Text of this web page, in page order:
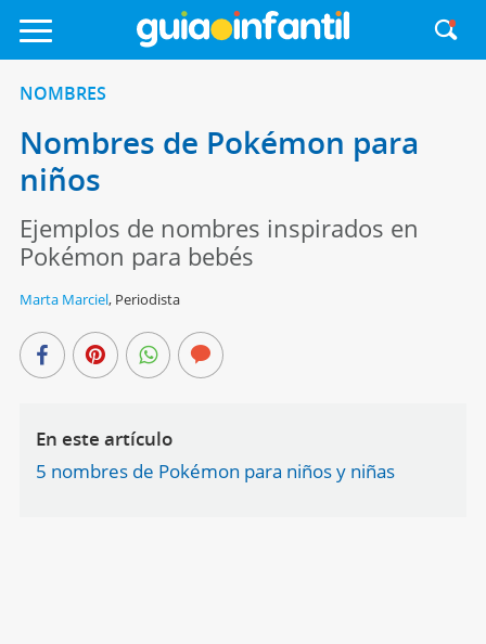
NOMBRES
Nombres de Pokémon para
niños
Ejemplos de nombres inspirados en
Pokémon para bebés
Marta Marciel, Periodista
En este artículo
5 nombres de Pokémon para niños y niñas